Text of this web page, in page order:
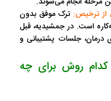
از ترخیص: ترک موفق بدون
است. در جمشیدیه، قبل
جلسات پشتیبانی و
کدام روش برای چه